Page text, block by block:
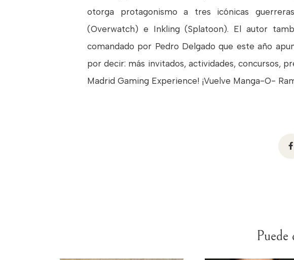
otorga protagonismo a tres icónicas
(Overwatch) e Inkling (Splatoon). El autor
comandado por Pedro Delgado que este año
por decir: más invitados, actividades, concursos,
Madrid Gaming Experience! ¡Vuelve Manga-O-